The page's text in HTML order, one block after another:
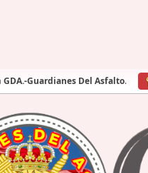
GDA.-Guardianes Del Asfalto.